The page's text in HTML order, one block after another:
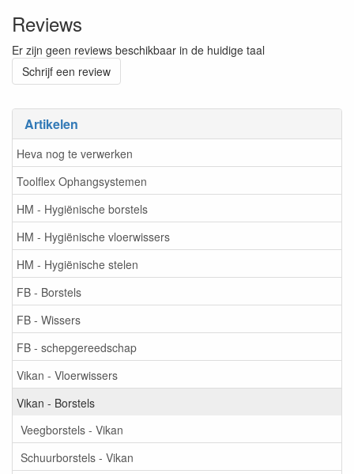
Artikelen
Heva nog te verwerken
Toolflex Ophangsystemen
HM - Hygiënische borstels
HM - Hygiënische vloerwissers
HM - Hygiënische stelen
FB - Borstels
FB - Wissers
FB - schepgereedschap
Vikan - Vloerwissers
Vikan - Borstels
Veegborstels - Vikan
Schuurborstels - Vikan
Reviews
Er zijn geen reviews beschikbaar in de huidige taal
Schrijf een review